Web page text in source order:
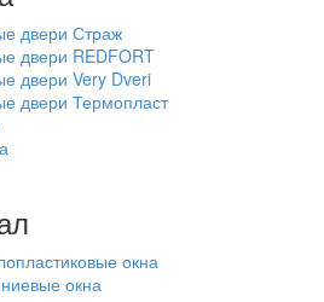
двери Страж
двери REDFORT
двери Very Dveri
двери Термопласт
окна
окна